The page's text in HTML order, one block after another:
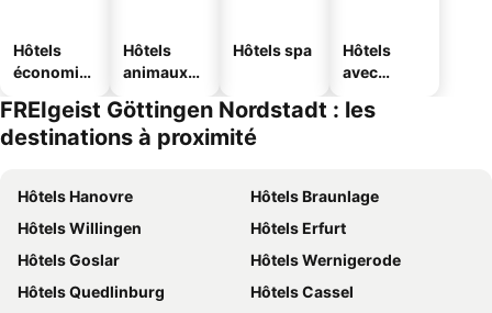
Hôtels
économiq
Hôtels
animaux
Hôtels spa
Hôtels
avec
FREIgeist Göttingen Nordstadt : les
destinations à proximité
Hôtels Hanovre
Hôtels Braunlage
Hôtels Willingen
Hôtels Erfurt
Hôtels Goslar
Hôtels Wernigerode
Hôtels Quedlinburg
Hôtels Cassel